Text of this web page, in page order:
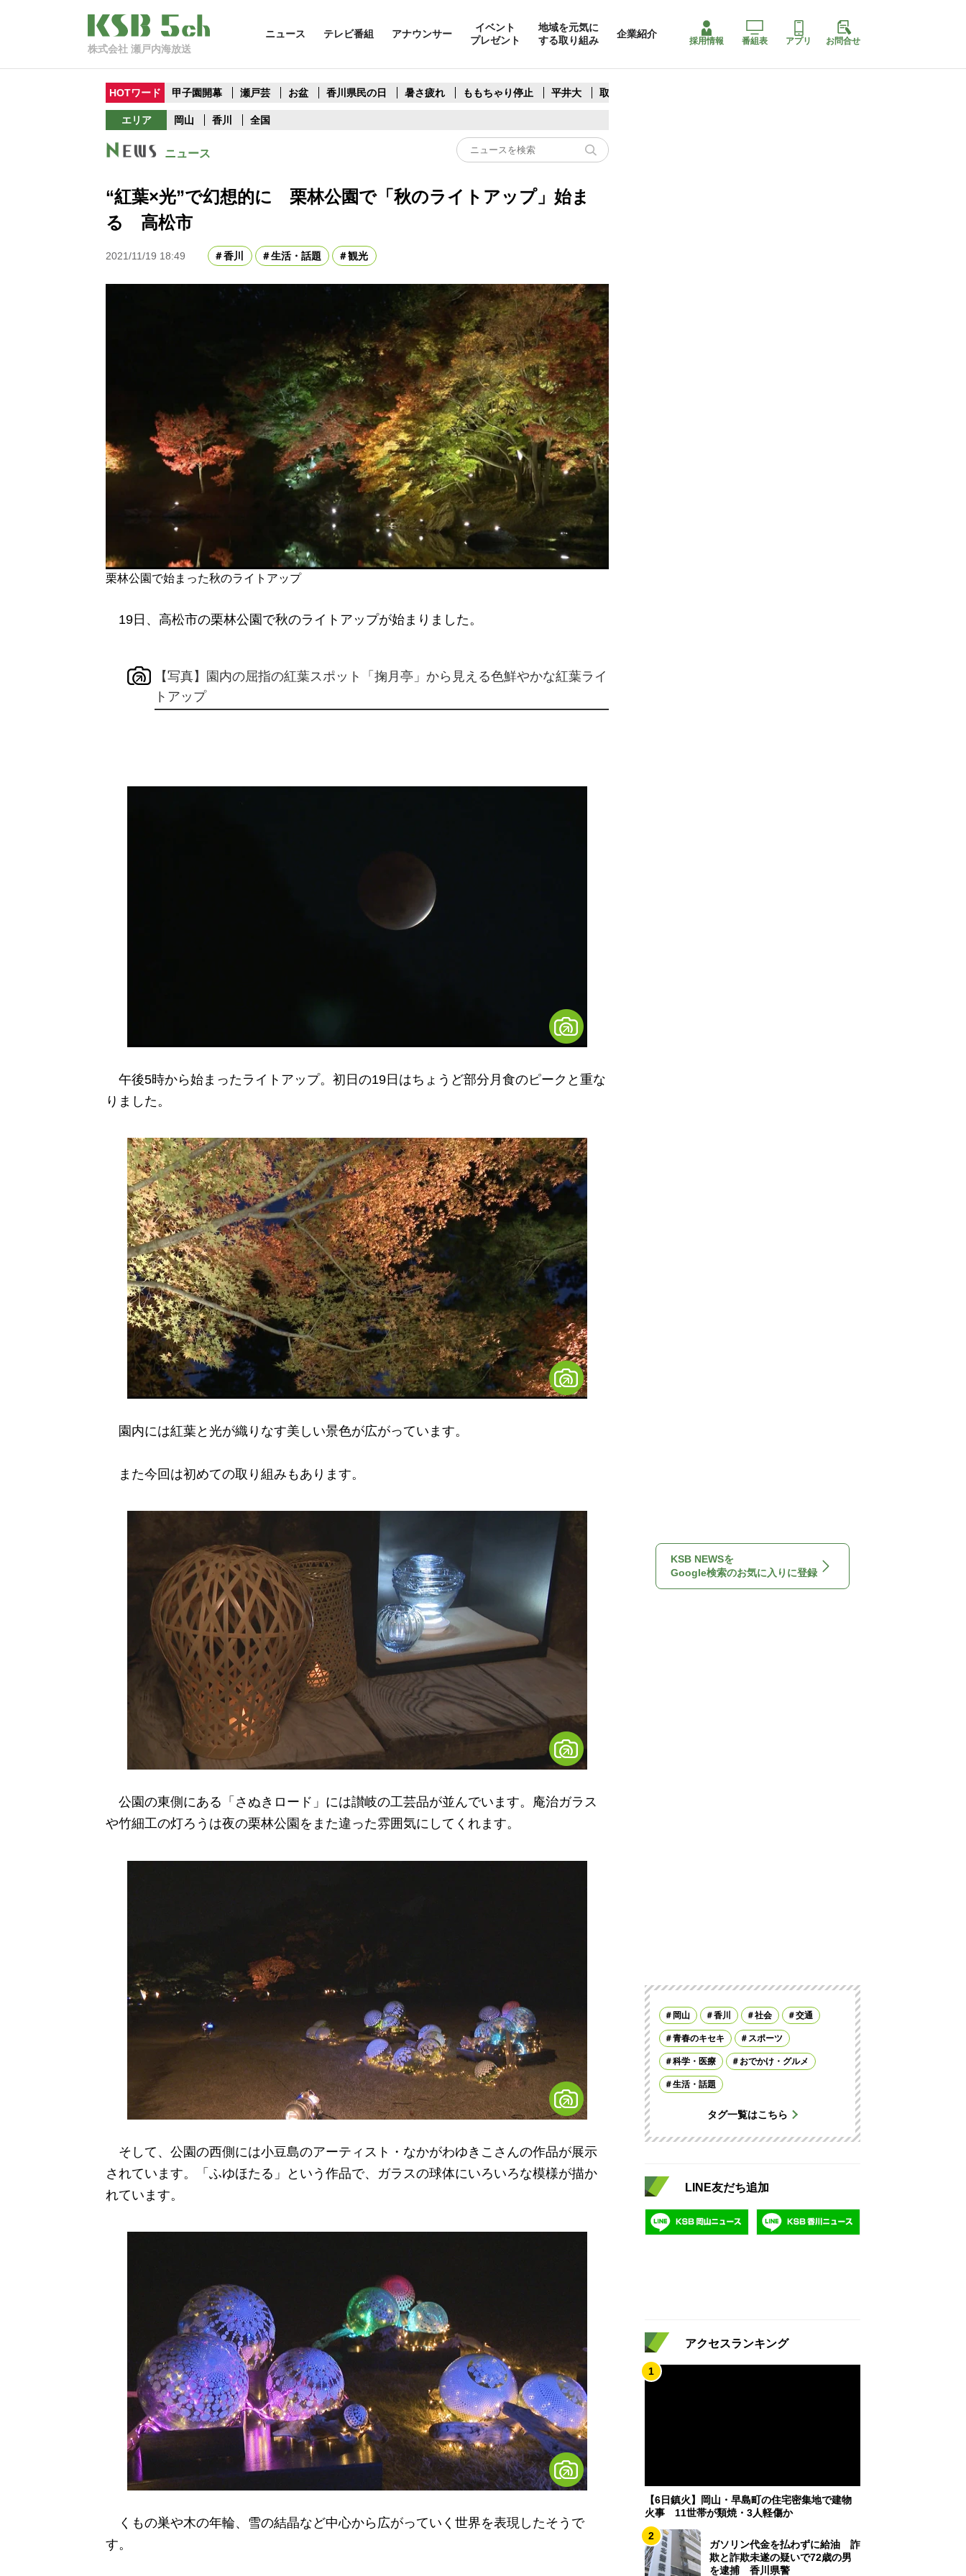
株式会社 瀬戸内海放送
ニュース テレビ番組 アナウンサー
イベント
プレゼント
地域を元気に
する取り組み
企業紹介
採用情報 番組表 アプリ お問合せ
HOTワード 甲子園開幕 瀬戸芸 お盆 香川県民の日 暑さ疲れ ももちゃり停止 平井大 取水制限
エリア 岡山 香川 全国
ニュース
“紅葉×光”で幻想的に 栗林公園で「秋のライトアップ」始ま
る 高松市
2021/11/19 18:49 香川 生活・話題 観光
栗林公園で始まった秋のライトアップ
19日、高松市の栗林公園で秋のライトアップが始まりました。
【写真】園内の屈指の紅葉スポット「掬月亭」から見える色鮮やかな紅葉ライ
トアップ
午後5時から始まったライトアップ。初日の19日はちょうど部分月食のピークと重な
りました。
園内には紅葉と光が織りなす美しい景色が広がっています。
また今回は初めての取り組みもあります。
公園の東側にある「さぬきロード」には讃岐の工芸品が並んでいます。庵治ガラス
や竹細工の灯ろうは夜の栗林公園をまた違った雰囲気にしてくれます。
そして、公園の西側には小豆島のアーティスト・なかがわゆきこさんの作品が展示
されています。「ふゆほたる」という作品で、ガラスの球体にいろいろな模様が描か
れています。
くもの巣や木の年輪、雪の結晶など中心から広がっていく世界を表現したそうで
す。
KSB NEWSを
Google検索のお気に入りに登録
岡山 香川 社会 交通
青春のキセキ スポーツ
科学・医療 おでかけ・グルメ
生活・話題
タグ一覧はこちら
LINE友だち追加
アクセスランキング
1
【6日鎮火】岡山・早島町の住宅密集地で建物
火事 11世帯が類焼・3人軽傷か
2
ガソリン代金を払わずに給油 詐
欺と詐欺未遂の疑いで72歳の男
を逮捕 香川県警